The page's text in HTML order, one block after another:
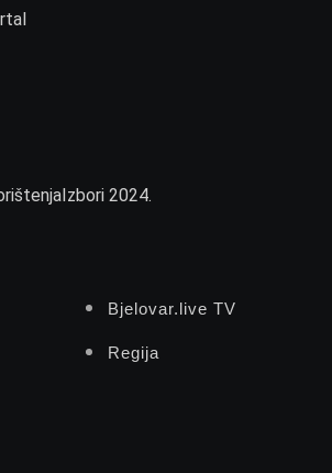
Izbori 2024.
Bjelovar.live TV
Regija